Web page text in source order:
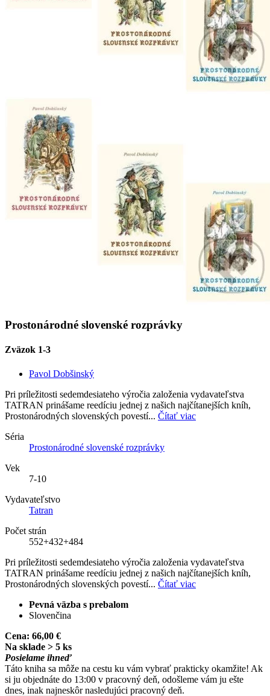
Prostonárodné slovenské rozprávky
Zväzok 1-3
Pavol Dobšinský
Pri príležitosti sedemdesiateho výročia založenia vydavateľstva
TATRAN prinášame reedíciu jednej z našich najčítanejších kníh,
Prostonárodných slovenských povestí... Čítať viac
Séria
Prostonárodné slovenské rozprávky
Vek
7-10
Vydavateľstvo
Tatran
Počet strán
552+432+484
Pri príležitosti sedemdesiateho výročia založenia vydavateľstva
TATRAN prinášame reedíciu jednej z našich najčítanejších kníh,
Prostonárodných slovenských povestí... Čítať viac
Pevná väzba s prebalom
Slovenčina
Cena: 66,00 €
Na sklade > 5 ks
Posielame ihneď
Táto kniha sa môže na cestu ku vám vybrať prakticky okamžite! Ak
si ju objednáte do 13:00 v pracovný deň, odošleme vám ju ešte
dnes, inak najneskôr nasledujúci pracovný deň.